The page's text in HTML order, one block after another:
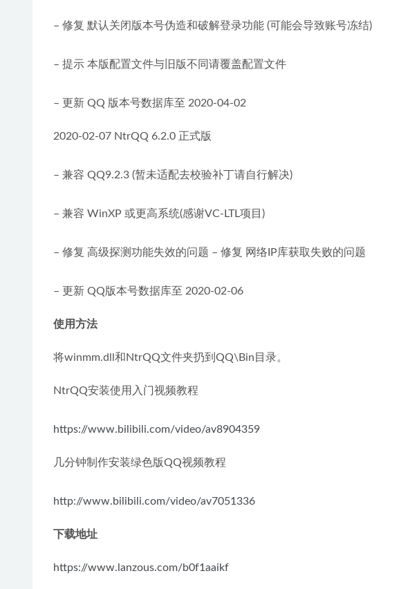
– 修复 默认关闭版本号伪造和破解登录功能 (可能会导致账号冻结)
– 提示 本版配置文件与旧版不同请覆盖配置文件
– 更新 QQ 版本号数据库至 2020-04-02
2020-02-07 NtrQQ 6.2.0 正式版
– 兼容 QQ9.2.3 (暂未适配去校验补丁请自行解决)
– 兼容 WinXP 或更高系统(感谢VC-LTL项目)
– 修复 高级探测功能失效的问题 – 修复 网络IP库获取失败的问题
– 更新 QQ版本号数据库至 2020-02-06
使用方法
将winmm.dll和NtrQQ文件夹扔到QQ\Bin目录。
NtrQQ安装使用入门视频教程
https://www.bilibili.com/video/av8904359
几分钟制作安装绿色版QQ视频教程
http://www.bilibili.com/video/av7051336
下载地址
https://www.lanzous.com/b0f1aaikf